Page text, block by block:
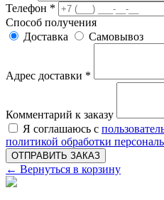
Телефон *
Способ получения
Доставка
Самовывоз
Адрес доставки *
Комментарий к заказу
Я соглашаюсь с
политикой обработки
ОТПРАВИТЬ ЗАКАЗ
← Вернуться в корзину